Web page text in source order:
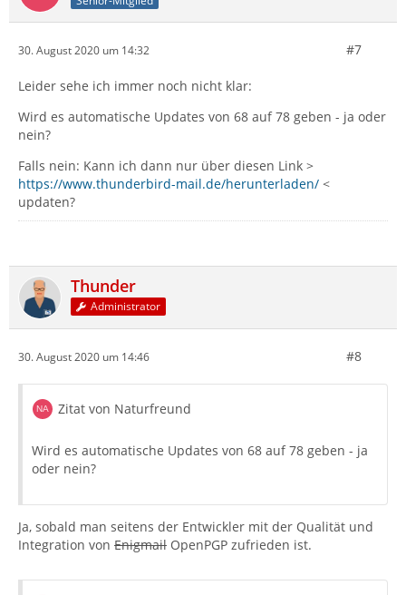
30. August 2020 um 14:32 #7
Leider sehe ich immer noch nicht klar:
Wird es automatische Updates von 68 auf 78 geben - ja oder
nein?
Falls nein: Kann ich dann nur über diesen Link >
https://www.thunderbird-mail.de/herunterladen/ <
updaten?
Thunder
Administrator
30. August 2020 um 14:46 #8
Zitat von Naturfreund
Wird es automatische Updates von 68 auf 78 geben - ja
oder nein?
Ja, sobald man seitens der Entwickler mit der Qualität und
Integration von Enigmail OpenPGP zufrieden ist.